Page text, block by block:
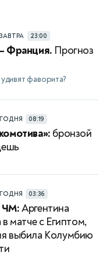
ЗАВТРА 23:00
Франция. Прогноз
фаворита?
08:19
бронзой
03:36
ЧМ:Аргентина
в матче с Египтом,
выбила Колумбию